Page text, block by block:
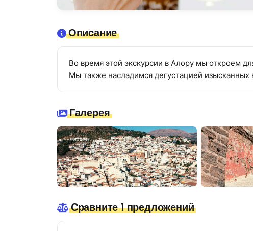
Описание
Во время этой экскурсии в Алору мы откроем
Мы также насладимся дегустацией
Галерея
Сравните 1 предложений